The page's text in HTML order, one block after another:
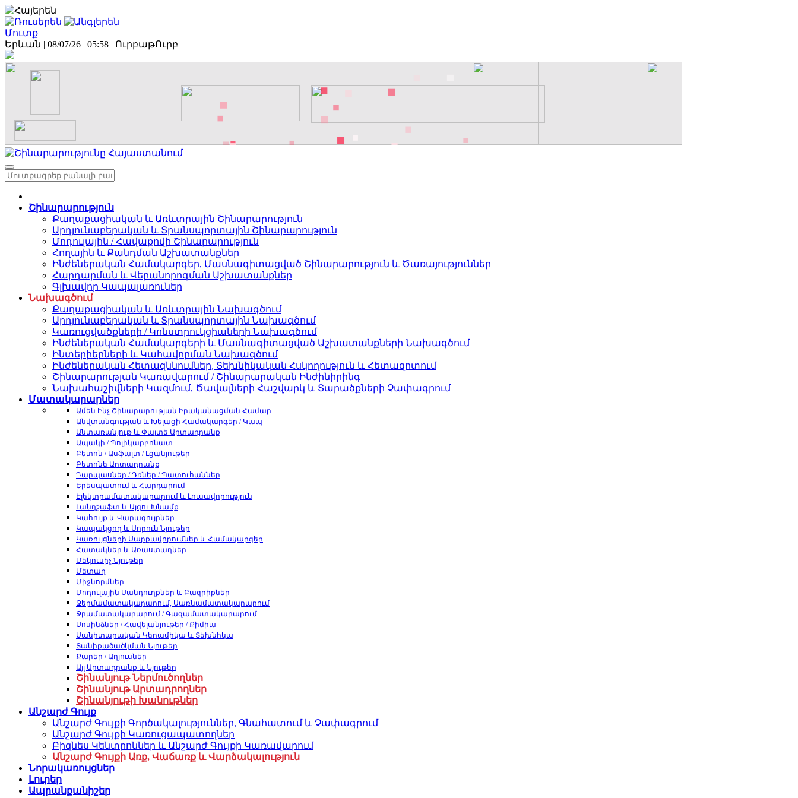
Մուտք
Երևան | 08/07/26 | 05:58 | ՈւրբաթՈւրբ
Շինարարություն
Քաղաքացիական և Առևտրային Շինարարություն
Արդյունաբերական և Տրանսպորտային Շինարարություն
Մոդուլային / Հավաքովի Շինարարություն
Հողային և Քանդման Աշխատանքներ
Ինժեներական Համակարգեր, Մասնագիտացված Շինարարություն և Ծառայություններ
Հարդարման և Վերանորոգման Աշխատանքներ
Գլխավոր Կապալառուներ
Նախագծում
Քաղաքացիական և Առևտրային Նախագծում
Արդյունաբերական և Տրանսպորտային Նախագծում
Կառուցվածքների / Կոնստրուկցիաների Նախագծում
Ինժեներական Համակարգերի և Մասնագիտացված Աշխատանքների Նախագծում
Ինտերիերների և Կահավորման Նախագծում
Ինժեներական Հետազննումներ, Տեխնիկական Հսկողություն և Հետազոտում
Շինարարության Կառավարում / Շինարարական Ինժինիրինգ
Նախահաշիվների Կազմում, Ծավալների Հաշվարկ և Տարածքների Չափագրում
Մատակարարներ
Ամեն Ինչ Շինարարության Իրականացման Համար
Անվտանգության և Խելացի Համակարգեր / Կապ
Անտառանյութ և Փայտե Արտադրանք
Ապակի / Պոլիկարբոնատ
Բետոն / Ասֆալտ / Լցանյութեր
Բետոնե Արտադրանք
Դարպասներ / Դռներ / Պատուհաններ
Երեսպատում և Հարդարում
Էլեկտրամատակարարում և Լուսավորություն
Լանդշաֆտ և Այգու Խնամք
Կահույք և Վարագույրներ
Կապակցող և Սորուն Նյութեր
Կառույցների Սարքավորումներ և Համակարգեր
Հատակներ և Առաստաղներ
Մեկուսիչ Նյութեր
Մետաղ
Միջնորմներ
Մոդուլային Սանդուղքներ և Բազրիքներ
Ջերմամատակարարում, Սառնամատակարարում
Ջրամատակարարում / Գազամատակարարում
Սոսինձներ / Հավելանյութեր / Քիմիա
Սանիտարական Կերամիկա և Տեխնիկա
Տանիքածածկման Նյութեր
Քարեր / Աղյուսներ
Այլ Արտադրանք և Նյութեր
Շինանյութ Ներմուծողներ
Շինանյութ Արտադրողներ
Շինանյութի Խանութներ
Անշարժ Գույք
Անշարժ Գույքի Գործակալություններ, Գնահատում և Չափագրում
Անշարժ Գույքի Կառուցապատողներ
Բիզնես Կենտրոններ և Անշարժ Գույքի Կառավարում
Անշարժ Գույքի Առք, Վաճառք և Վարձակալություն
Նորակառույցներ
Լուրեր
Ապրանքանիշեր